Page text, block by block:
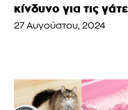
κίνδυνο για τις
27 Αυγούστου, 2024